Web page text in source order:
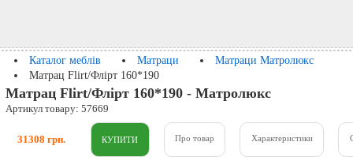
Каталог меблів Матраци
Матраци Матролюкс
Матрац Flirt/Флірт 160*190
Матрац Flirt/Флірт 160*190 - Матролюкс
Артикул товару: 57669
31308 грн. Про товар Характеристики